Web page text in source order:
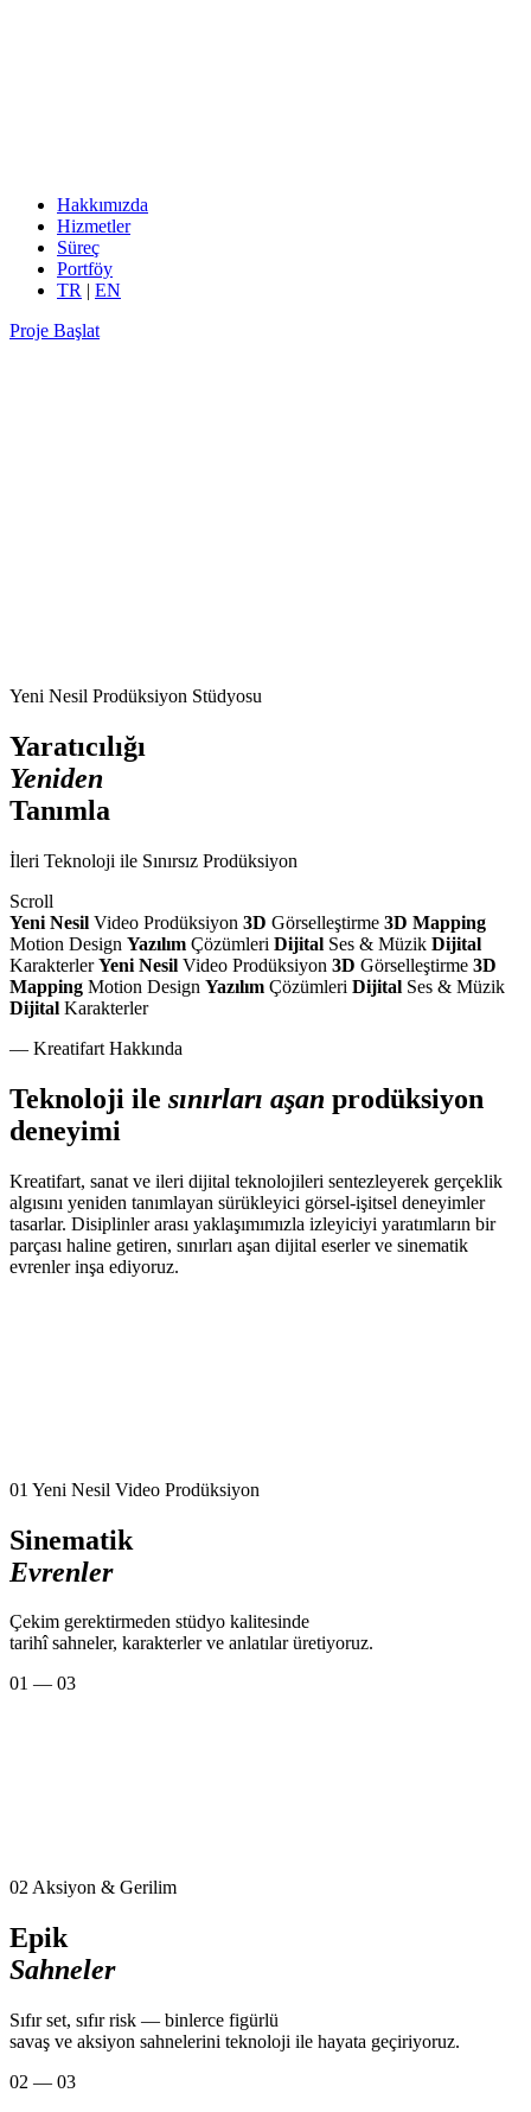
Hakkımızda
Hizmetler
Süreç
Portföy
TR | EN
Proje Başlat
Yeni Nesil Prodüksiyon Stüdyosu
Yaratıcılığı
Yeniden
Tanımla
İleri Teknoloji ile Sınırsız Prodüksiyon
Scroll
Yeni Nesil Video Prodüksiyon 3D Görselleştirme 3D Mapping
Motion Design Yazılım Çözümleri Dijital Ses & Müzik Dijital
Karakterler Yeni Nesil Video Prodüksiyon 3D Görselleştirme 3D
Mapping Motion Design Yazılım Çözümleri Dijital Ses & Müzik
Dijital Karakterler
— Kreatifart Hakkında
Teknoloji ile sınırları aşan prodüksiyon
deneyimi
Kreatifart, sanat ve ileri dijital teknolojileri sentezleyerek gerçeklik
algısını yeniden tanımlayan sürükleyici görsel-işitsel deneyimler
tasarlar. Disiplinler arası yaklaşımımızla izleyiciyi yaratımların bir
parçası haline getiren, sınırları aşan dijital eserler ve sinematik
evrenler inşa ediyoruz.
01 Yeni Nesil Video Prodüksiyon
Sinematik
Evrenler
Çekim gerektirmeden stüdyo kalitesinde
tarihî sahneler, karakterler ve anlatılar üretiyoruz.
01 — 03
02Aksiyon & Gerilim
Epik
Sahneler
Sıfır set, sıfır risk — binlerce figürlü
savaş ve aksiyon sahnelerini teknoloji ile hayata geçiriyoruz.
02 — 03